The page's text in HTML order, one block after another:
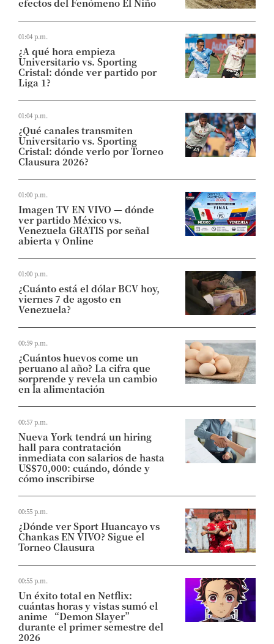
efectos del Fenómeno El Niño
01:04 p.m.
¿A qué hora empieza
Universitario vs. Sporting
Cristal: dónde ver partido por
Liga 1?
01:04 p.m.
¿Qué canales transmiten
Universitario vs. Sporting
Cristal: dónde verlo por Torneo
Clausura 2026?
01:00 p.m.
Imagen TV EN VIVO — dónde
ver partido México vs.
Venezuela GRATIS por señal
abierta y Online
01:00 p.m.
¿Cuánto está el dólar BCV hoy,
viernes 7 de agosto en
Venezuela?
00:59 p.m.
¿Cuántos huevos come un
peruano al año? La cifra que
sorprende y revela un cambio
en la alimentación
00:57 p.m.
Nueva York tendrá un hiring
hall para contratación
inmediata con salarios de hasta
US$70,000: cuándo, dónde y
cómo inscribirse
00:55 p.m.
¿Dónde ver Sport Huancayo vs
Chankas EN VIVO? Sigue el
Torneo Clausura
00:55 p.m.
Un éxito total en Netflix:
cuántas horas y vistas sumó el
anime “Demon Slayer”
durante el primer semestre del
2026